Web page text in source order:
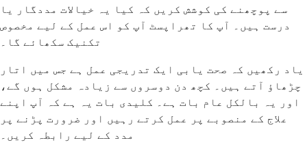
سے پوچھنے کی کوشش کریں کہ کیا یہ خیالات مددگار یا
درست ہیں۔ آپ کا تھراپسٹ آپ کو اس عمل کے لیے مخصوص
تکنیک سکھائے گا۔
یاد رکھیں کہ صحت یابی ایک تدریجی عمل ہے جس میں اتار
چڑھاؤ آتے ہیں۔ کچھ دن دوسروں سے زیادہ مشکل ہوں گے،
اور یہ بالکل عام بات ہے۔ کلیدی بات یہ ہے کہ آپ اپنے
علاج کے منصوبے پر عمل کرتے رہیں اور ضرورت پڑنے پر
مدد کے لیے رابطہ کریں۔